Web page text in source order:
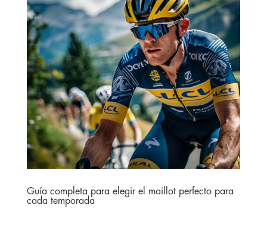
Guía completa para elegir el maillot perfecto para
cada temporada